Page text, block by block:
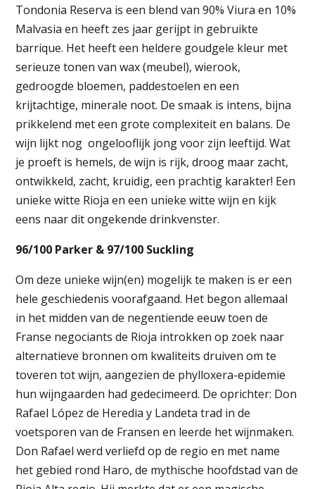
Tondonia Reserva is een blend van 90% Viura en 10%
Malvasia en heeft zes jaar gerijpt in gebruikte
barrique. Het heeft een heldere goudgele kleur met
serieuze tonen van wax (meubel), wierook,
gedroogde bloemen, paddestoelen en een
krijtachtige, minerale noot. De smaak is intens, bijna
prikkelend met een grote complexiteit en balans. De
wijn lijkt nog ongelooflijk jong voor zijn leeftijd. Wat
je proeft is hemels, de wijn is rijk, droog maar zacht,
ontwikkeld, zacht, kruidig, een prachtig karakter! Een
unieke witte Rioja en een unieke witte wijn en kijk
eens naar dit ongekende drinkvenster.
96/100 Parker & 97/100 Suckling
Om deze unieke wijn(en) mogelijk te maken is er een
hele geschiedenis voorafgaand. Het begon allemaal
in het midden van de negentiende eeuw toen de
Franse negociants de Rioja introkken op zoek naar
alternatieve bronnen om kwaliteits druiven om te
toveren tot wijn, aangezien de phylloxera-epidemie
hun wijngaarden had gedecimeerd. De oprichter: Don
Rafael López de Heredia y Landeta trad in de
voetsporen van de Fransen en leerde het wijnmaken.
Don Rafael werd verliefd op de regio en met name
het gebied rond Haro, de mythische hoofdstad van de